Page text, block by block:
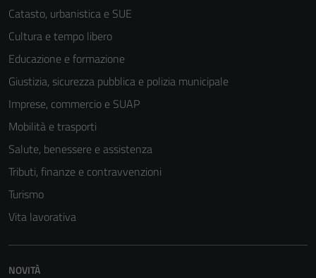
Catasto, urbanistica e SUE
Cultura e tempo libero
Educazione e formazione
Giustizia, sicurezza pubblica e polizia municipale
Imprese, commercio e SUAP
Mobilità e trasporti
Salute, benessere e assistenza
Tributi, finanze e contravvenzioni
Turismo
Vita lavorativa
NOVITÀ